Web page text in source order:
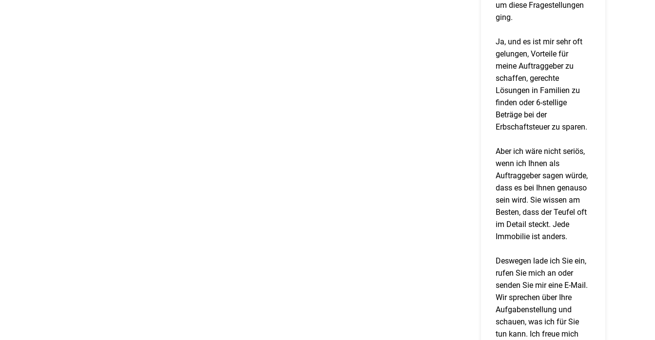
um diese Fragestellungen
ging.
Ja, und es ist mir sehr oft
gelungen, Vorteile für
meine Auftraggeber zu
schaffen, gerechte
Lösungen in Familien zu
finden oder 6-stellige
Beträge bei der
Erbschaftsteuer zu sparen.
Aber ich wäre nicht seriös,
wenn ich Ihnen als
Auftraggeber sagen würde,
dass es bei Ihnen genauso
sein wird. Sie wissen am
Besten, dass der Teufel oft
im Detail steckt. Jede
Immobilie ist anders.
Deswegen lade ich Sie ein,
rufen Sie mich an oder
senden Sie mir eine E-Mail.
Wir sprechen über Ihre
Aufgabenstellung und
schauen, was ich für Sie
tun kann. Ich freue mich